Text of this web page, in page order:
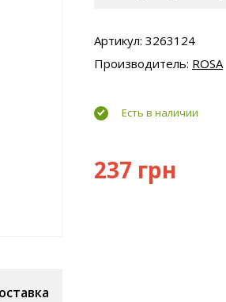
Артикул: 3263124
Производитель: ROSA
Есть в наличии
237 грн